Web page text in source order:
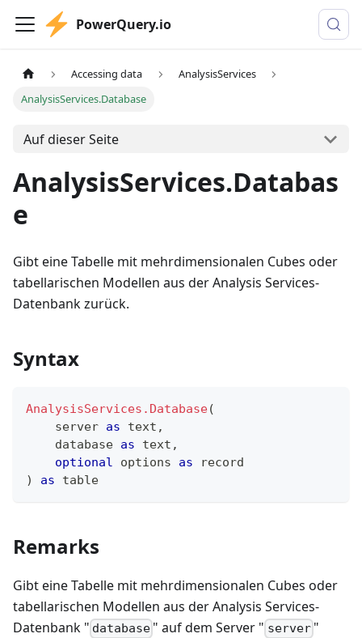
PowerQuery.io
Accessing data
AnalysisServices
AnalysisServices.Database
Auf dieser Seite
AnalysisServices.Databas
e
Gibt eine Tabelle mit mehrdimensionalen Cubes oder
tabellarischen Modellen aus der Analysis Services-
Datenbank zurück.
Syntax
AnalysisServices.Database(
    server
as text ,
    database
as text ,
optional options as
record
)
as table
Remarks
Gibt eine Tabelle mit mehrdimensionalen Cubes oder
tabellarischen Modellen aus der Analysis Services-
Datenbank " database " auf dem Server " server"